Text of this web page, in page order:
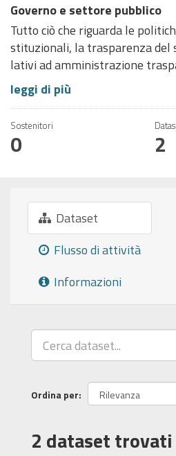
Governo e settore pubblico
Tutto ciò che riguarda le
stituzionali, la trasparenza del
lativi ad amministrazione
leggi di più
Sostenitori
0 2
Dataset
Flusso di attività
Informazioni
Ordina per
2 dataset trovati